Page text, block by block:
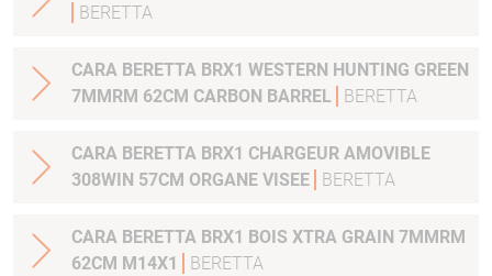
BERETTA
CARA BERETTA BRX1 WESTERN HUNTING GREEN
7MMRM 62CM CARBON BARREL
BERETTA
CARA BERETTA BRX1 CHARGEUR AMOVIBLE
308WIN 57CM ORGANE VISEE
BERETTA
CARA BERETTA BRX1 BOIS XTRA GRAIN 7MMRM
62CM M14X1
BERETTA